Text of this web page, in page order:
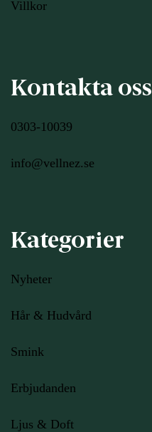
Villkor
Kontakta oss
0303-10039
info@vellnez.se
Kategorier
Nyheter
Hår & Hudvård
Smink
Erbjudanden
Ljus & Doft